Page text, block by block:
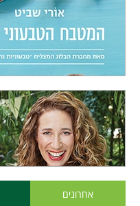
אחרונים